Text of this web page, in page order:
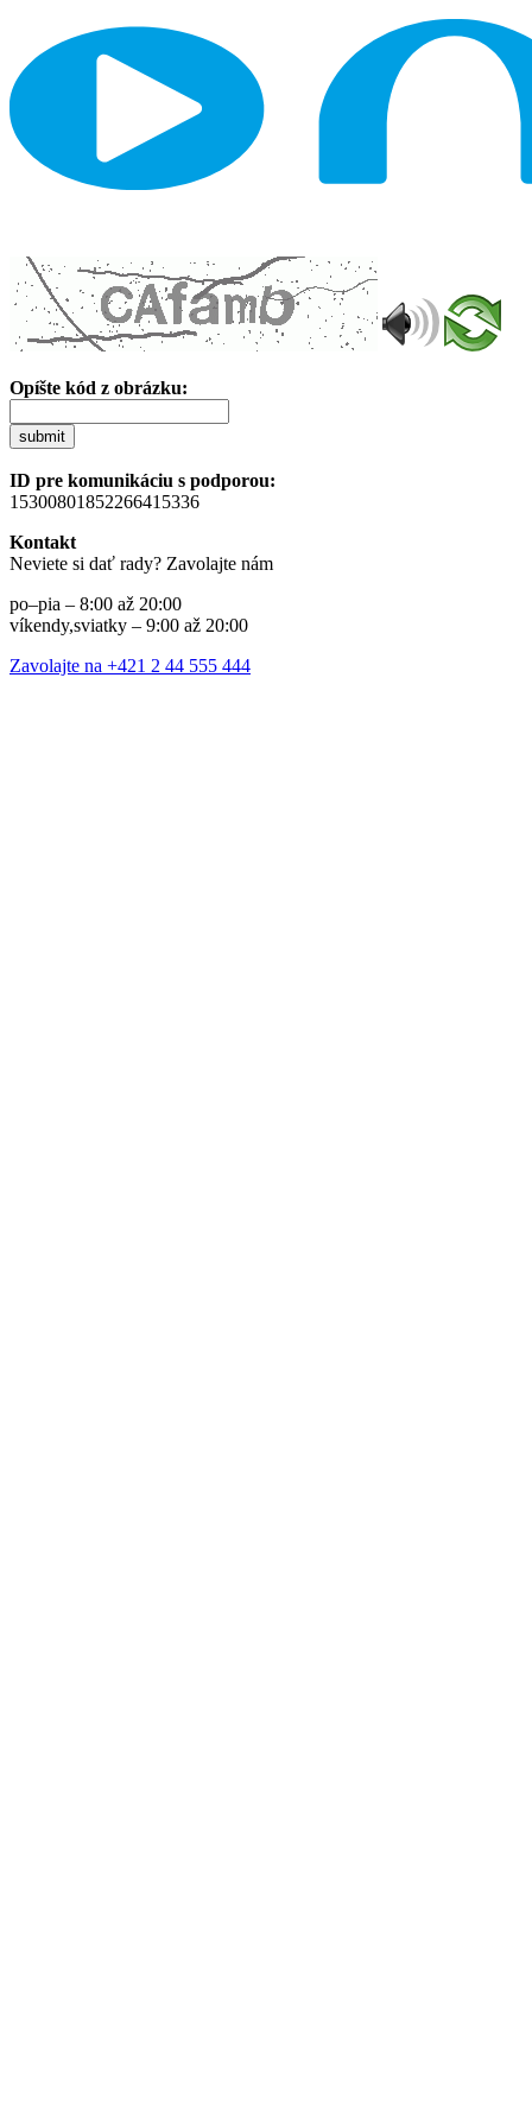
Opíšte kód z obrázku:
submit
ID pre komunikáciu s podporou:
15300801852266415336
Kontakt
Neviete si dať rady? Zavolajte nám
po–pia – 8:00 až 20:00
víkendy,sviatky – 9:00 až 20:00
Zavolajte na +421 2 44 555 444